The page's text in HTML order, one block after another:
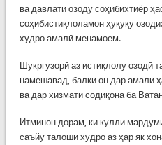
ва давлати озоду соҳибихтиёр
соҳибистиқлоламон ҳуқуқу
худро амалӣ менамоем.
Шукргузорӣ аз истиқлолу озодӣ
намешавад, балки он дар амали
ва дар хизмати содиқона ба
Итминон дорам, ки кулли
саъйу талоши худро аз ҳар як